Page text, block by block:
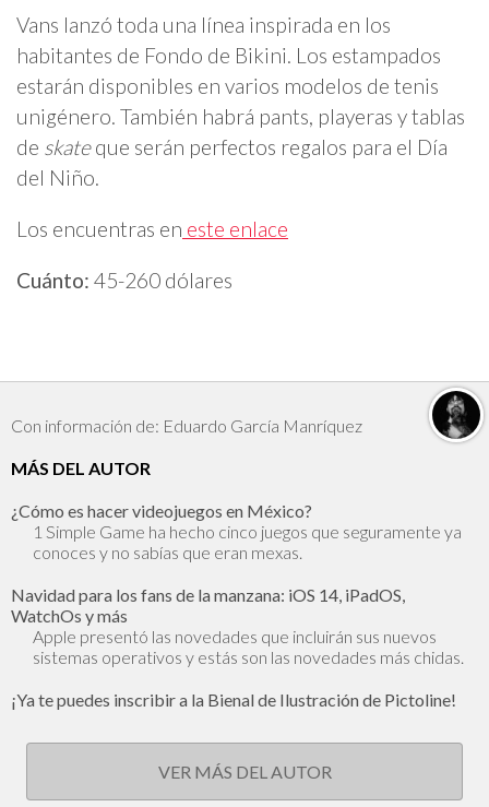
Vans lanzó toda una línea inspirada en los
habitantes de Fondo de Bikini. Los estampados
estarán disponibles en varios modelos de tenis
unigénero. También habrá pants, playeras y tablas
de skateque serán perfectos regalos para el Día
del Niño.
Los encuentras en este enlace
Cuánto: 45-260 dólares
Con información de: Eduardo García Manríquez
MÁS DEL AUTOR
¿Cómo es hacer videojuegos en México?
1 Simple Game ha hecho cinco juegos que seguramente ya
conoces y no sabías que eran mexas.
Navidad para los fans de la manzana: iOS 14, iPadOS,
WatchOs y más
Apple presentó las novedades que incluirán sus nuevos
sistemas operativos y estás son las novedades más chidas.
¡Ya te puedes inscribir a la Bienal de Ilustración de Pictoline!
VER MÁS DEL AUTOR